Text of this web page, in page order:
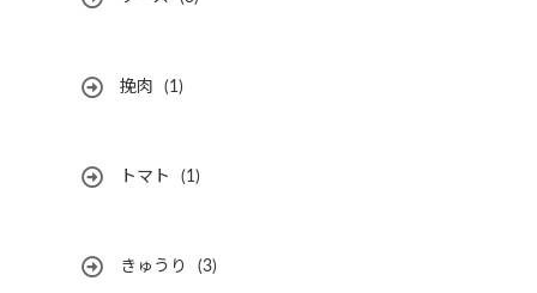
挽肉 (1)
トマト (1)
きゅうり (3)